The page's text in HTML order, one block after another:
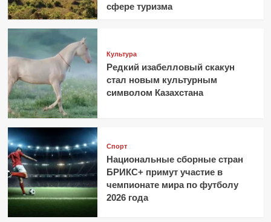
сфере туризма
Культура
Редкий изабелловый скакун
стал новым культурным
символом Казахстана
Спорт
Национальные сборные стран
БРИКС+ примут участие в
чемпионате мира по футболу
2026 года